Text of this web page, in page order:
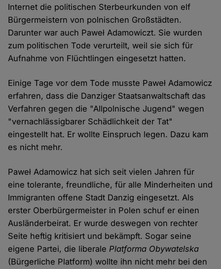
Internet die politischen Sterbeurkunden von elf
Bürgermeistern von polnischen Großstädten.
Darunter war auch Paweł Adamowiczt. Sie wurden
zum politischen Tode verurteilt, weil sie sich für
Aufnahme von Flüchtlingen eingesetzt hatten.
Einige Tage vor dem Tode musste Paweł Adamowicz
erfahren, dass die Danziger Staatsanwaltschaft das
Verfahren gegen die "Allpolnische Jugend" wegen
"vernachlässigbarer Schädlichkeit der Tat"
eingestellt hat. Er wollte Einspruch legen. Dazu kam
es nicht mehr.
Paweł Adamowicz hat sich seit vielen Jahren für
eine tolerante, freundliche, für alle Minderheiten und
Immigranten offene Stadt Danzig eingesetzt. Als
erster Oberbürgermeister in Polen schuf er einen
Ausländerbeirat. Er wurde deswegen von rechter
Seite heftig kritisiert und bekämpft. Sogar seine
eigene Partei, die liberalePlatforma Obywatelska
(Bürgerliche Platform) wollte ihn nicht mehr bei den